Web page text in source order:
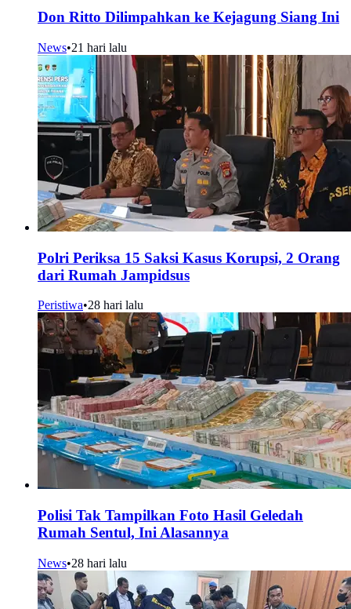
Don Ritto Dilimpahkan ke Kejagung Siang Ini
News•21 hari lalu
Polri Periksa 15 Saksi Kasus Korupsi, 2 Orang
dari Rumah Jampidsus
Peristiwa•28 hari lalu
Polisi Tak Tampilkan Foto Hasil Geledah
Rumah Sentul, Ini Alasannya
News•28 hari lalu